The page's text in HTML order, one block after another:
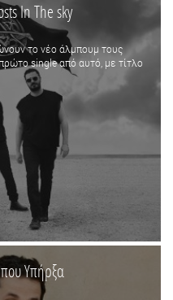
In The sky
το νέο άλμπουμ τους
single από αυτό, με τίτλο
Υπήρξα